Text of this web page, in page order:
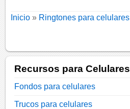
Inicio » Ringtones para celulares
Recursos para Celulares
Fondos para celulares
Trucos para celulares